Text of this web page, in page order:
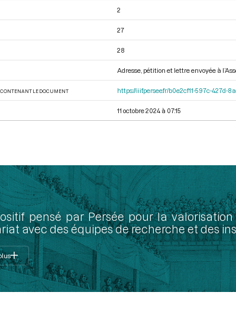
2
27
28
Adresse, pétition et lettre envoyée à
LE DOCUMENT https://iiif.persee.fr/b0e2cf11-597c-
11 octobre 2024 à 07:15
pensé par Persée pour la
avec des équipes de recherche et des